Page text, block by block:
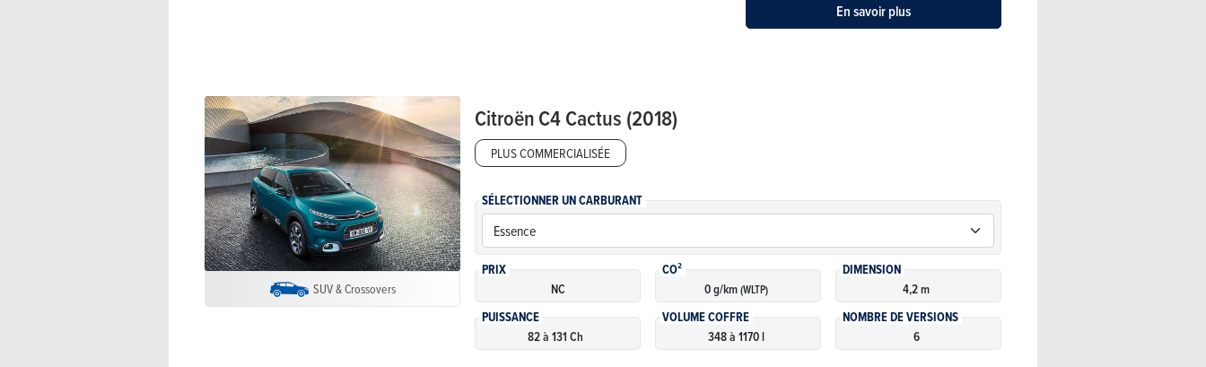
En savoir plus
SUV & Crossovers
CitroënC4 Cactus (2018)
PLUS COMMERCIALISÉE
SÉLECTIONNER UN CARBURANT
PRIX
NC
CO²
0 g/km(WLTP)
DIMENSION
4,2 m
PUISSANCE
82 à 131 Ch
VOLUME COFFRE
348 à 1170 l
NOMBRE DE VERSIONS
6